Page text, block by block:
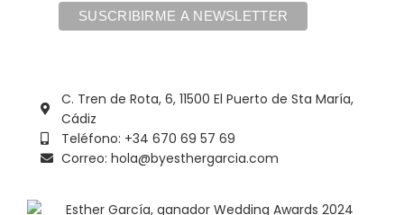
C. Tren de Rota, 6, 11500 El Puerto de Sta María,
Cádiz
Teléfono: +34 670 69 57 69
Correo: hola@byesthergarcia.com